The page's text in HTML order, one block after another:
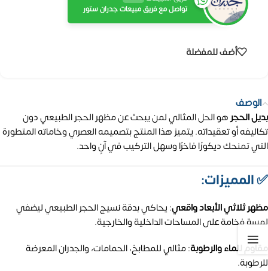
تواصل مع فريق مبيعات جدران ستور
أضف للمفضلة
الوصف
بديل الحجرهو الحل المثالي لمن يبحث عن مظهر الحجر الطبيعي دون
تكاليفه أو تعقيداته.يتميز هذا المنتج بتصميمه العصري وخاماته المتطورة
التي تمنحك ديكورًا فاخرًا وسهل التركيب في آنٍ واحد.​
✅ المميزات:
مظهر ثلاثي الأبعاد واقعي: يحاكي بدقة نسيج الحجر الطبيعي ليضفي
لمسة فخامة على المساحات الداخلية والخارجية.
مقاوم للماء والرطوبة:مثالي للمطابخ، الحمامات، والجدران المعرضة
للرطوبة.